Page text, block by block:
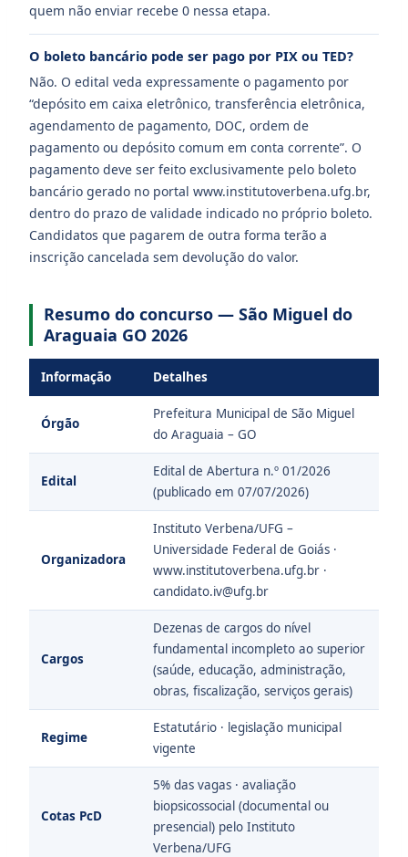
quem não enviar recebe 0 nessa etapa.
O boleto bancário pode ser pago por PIX ou TED?
Não. O edital veda expressamente o pagamento por
“depósito em caixa eletrônico, transferência eletrônica,
agendamento de pagamento, DOC, ordem de
pagamento ou depósito comum em conta corrente”. O
pagamento deve ser feito exclusivamente pelo boleto
bancário gerado no portal www.institutoverbena.ufg.br,
dentro do prazo de validade indicado no próprio boleto.
Candidatos que pagarem de outra forma terão a
inscrição cancelada sem devolução do valor.
Resumo do concurso — São Miguel do
Araguaia GO 2026
Informação Detalhes
Órgão
Prefeitura Municipal de São Miguel
do Araguaia – GO
Edital
Edital de Abertura n.º 01/2026
(publicado em 07/07/2026)
Organizadora
Instituto Verbena/UFG –
Universidade Federal de Goiás ·
www.institutoverbena.ufg.br ·
candidato.iv@ufg.br
Cargos
Dezenas de cargos do nível
fundamental incompleto ao superior
(saúde, educação, administração,
obras, fiscalização, serviços gerais)
Regime
Estatutário · legislação municipal
vigente
Cotas PcD
5% das vagas · avaliação
biopsicossocial (documental ou
presencial) pelo Instituto
Verbena/UFG